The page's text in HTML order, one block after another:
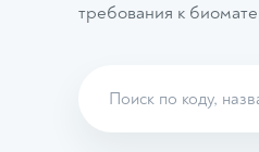
требования к